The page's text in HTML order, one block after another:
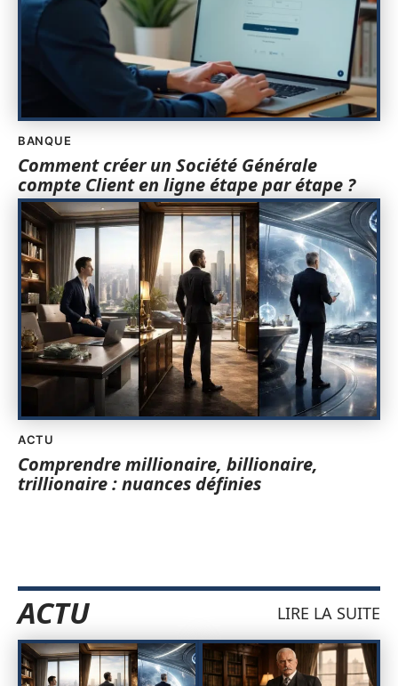
BANQUE
Comment créer un Société Générale
compte Client en ligne étape par étape ?
ACTU
Comprendre millionaire, billionaire,
trillionaire : nuances définies
ACTU LIRE LA SUITE